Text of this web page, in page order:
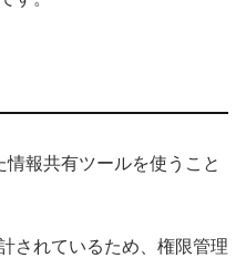
報共有ツールを使うこと
されているため、権限管理